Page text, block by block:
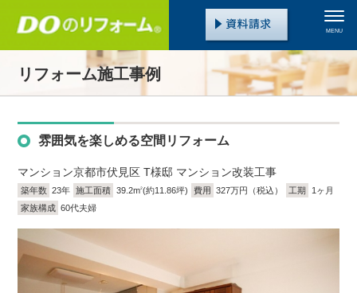
MENU
リフォーム施工事例
雰囲気を楽しめる空間リフォーム
マンション京都市伏見区 T様邸 マンション改装工事
築年数 23年 施工面積 39.2m2(約11.86坪) 費用 327万円（税込） 工期
1ヶ月
家族構成 60代夫婦